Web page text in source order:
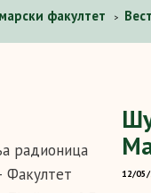
факултет >
радионица
Факултет
12/05/